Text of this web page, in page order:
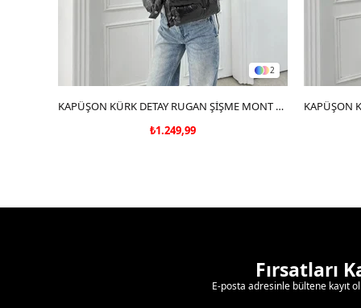
2
SEPETE EKLE
KAPÜŞON KÜRK DETAY RUGAN ŞİŞME MONT SİYAH
₺1.249,99
Fırsatları
E-posta adresinle bültene kayıt